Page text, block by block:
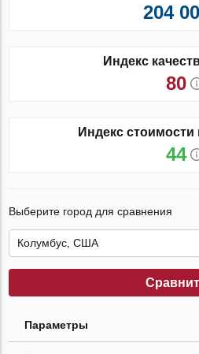
204
Индекс
80
Индекс
44
Выберите город для сравнения
Параметры